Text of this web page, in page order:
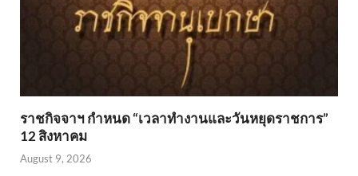
ราชกิจจาฯ กำหนด “เวลาทำงานและวันหยุดราชการ”
12 สิงหาคม
August 9, 2026